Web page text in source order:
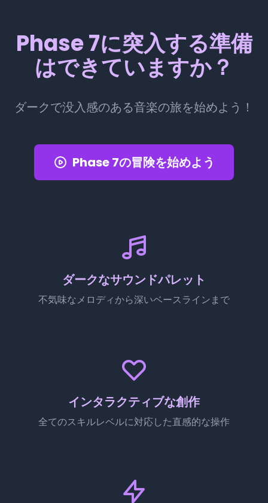
Phase 7に突入する準備
はできていますか？
ダークで没入感のある音楽の旅を始めよう！
Phase 7の冒険を始めよう
ダークなサウンドパレット
不気味なメロディから深いベースラインまで
インタラクティブな創作
全てのスキルレベルに対応した直感的な操作